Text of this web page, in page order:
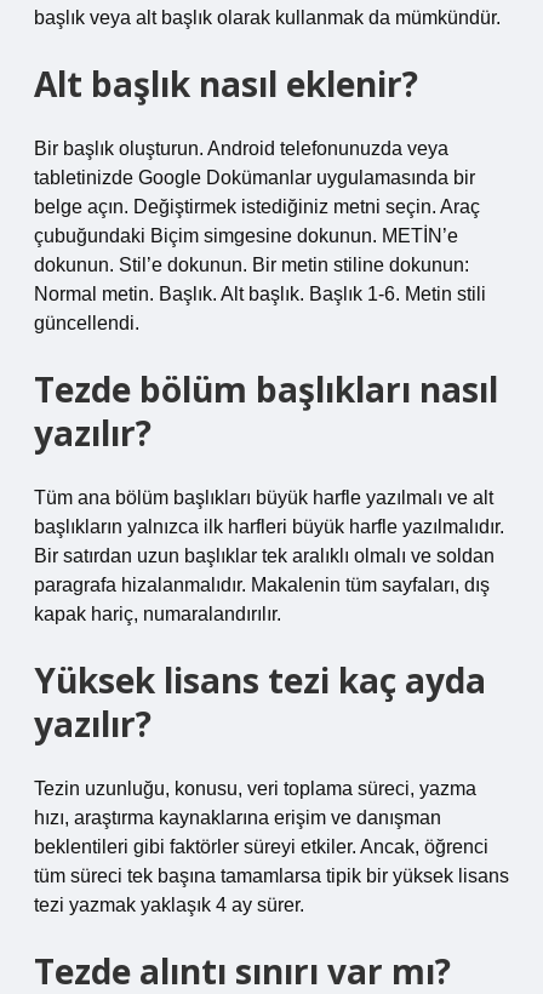
başlık veya alt başlık olarak kullanmak da mümkündür.
Alt başlık nasıl eklenir?
Bir başlık oluşturun. Android telefonunuzda veya
tabletinizde Google Dokümanlar uygulamasında bir
belge açın. Değiştirmek istediğiniz metni seçin. Araç
çubuğundaki Biçim simgesine dokunun. METİN’e
dokunun. Stil’e dokunun. Bir metin stiline dokunun:
Normal metin. Başlık. Alt başlık. Başlık 1-6. Metin stili
güncellendi.
Tezde bölüm başlıkları nasıl
yazılır?
Tüm ana bölüm başlıkları büyük harfle yazılmalı ve alt
başlıkların yalnızca ilk harfleri büyük harfle yazılmalıdır.
Bir satırdan uzun başlıklar tek aralıklı olmalı ve soldan
paragrafa hizalanmalıdır. Makalenin tüm sayfaları, dış
kapak hariç, numaralandırılır.
Yüksek lisans tezi kaç ayda
yazılır?
Tezin uzunluğu, konusu, veri toplama süreci, yazma
hızı, araştırma kaynaklarına erişim ve danışman
beklentileri gibi faktörler süreyi etkiler. Ancak, öğrenci
tüm süreci tek başına tamamlarsa tipik bir yüksek lisans
tezi yazmak yaklaşık 4 ay sürer.
Tezde alıntı sınırı var mı?